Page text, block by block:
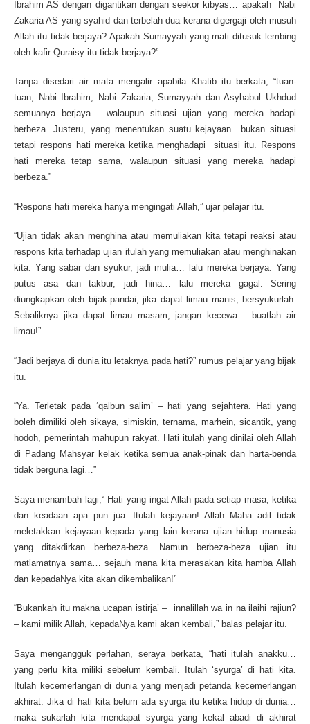
Ibrahim AS dengan digantikan dengan seekor kibyas… apakah Nabi
Zakaria AS yang syahid dan terbelah dua kerana digergaji oleh musuh
Allah itu tidak berjaya? Apakah Sumayyah yang mati ditusuk lembing
oleh kafir Quraisy itu tidak berjaya?”
Tanpa disedari air mata mengalir apabila Khatib itu berkata, “tuan-
tuan, Nabi Ibrahim, Nabi Zakaria, Sumayyah dan Asyhabul Ukhdud
semuanya berjaya… walaupun situasi ujian yang mereka hadapi
berbeza. Justeru, yang menentukan suatu kejayaan bukan situasi
tetapi respons hati mereka ketika menghadapi situasi itu. Respons
hati mereka tetap sama, walaupun situasi yang mereka hadapi
berbeza.”
“Respons hati mereka hanya mengingati Allah,” ujar pelajar itu.
“Ujian tidak akan menghina atau memuliakan kita tetapi reaksi atau
respons kita terhadap ujian itulah yang memuliakan atau menghinakan
kita. Yang sabar dan syukur, jadi mulia… lalu mereka berjaya. Yang
putus asa dan takbur, jadi hina… lalu mereka gagal. Sering
diungkapkan oleh bijak-pandai, jika dapat limau manis, bersyukurlah.
Sebaliknya jika dapat limau masam, jangan kecewa… buatlah air
limau!”
“Jadi berjaya di dunia itu letaknya pada hati?” rumus pelajar yang bijak
itu.
“Ya. Terletak pada ‘qalbun salim’ – hati yang sejahtera. Hati yang
boleh dimiliki oleh sikaya, simiskin, ternama, marhein, sicantik, yang
hodoh, pemerintah mahupun rakyat. Hati itulah yang dinilai oleh Allah
di Padang Mahsyar kelak ketika semua anak-pinak dan harta-benda
tidak berguna lagi…”
Saya menambah lagi,“ Hati yang ingat Allah pada setiap masa, ketika
dan keadaan apa pun jua. Itulah kejayaan! Allah Maha adil tidak
meletakkan kejayaan kepada yang lain kerana ujian hidup manusia
yang ditakdirkan berbeza-beza. Namun berbeza-beza ujian itu
matlamatnya sama… sejauh mana kita merasakan kita hamba Allah
dan kepadaNya kita akan dikembalikan!”
“Bukankah itu makna ucapan istirja’ – innalillah wa in na ilaihi rajiun?
– kami milik Allah, kepadaNya kami akan kembali,” balas pelajar itu.
Saya mengangguk perlahan, seraya berkata, “hati itulah anakku…
yang perlu kita miliki sebelum kembali. Itulah ‘syurga’ di hati kita.
Itulah kecemerlangan di dunia yang menjadi petanda kecemerlangan
akhirat. Jika di hati kita belum ada syurga itu ketika hidup di dunia…
maka sukarlah kita mendapat syurga yang kekal abadi di akhirat